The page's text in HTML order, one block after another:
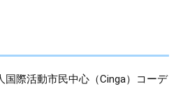
際活動市民中心（Cinga）コーデ